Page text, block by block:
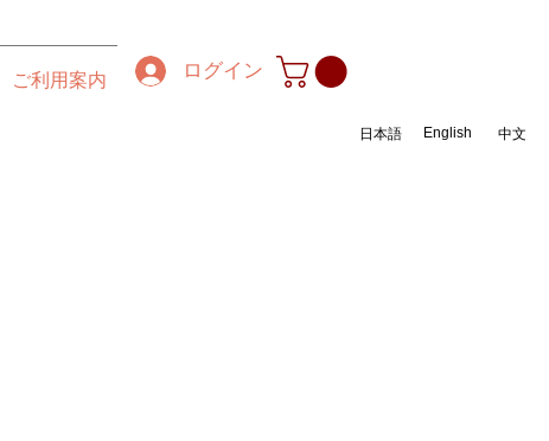
ご利用案内 ログイン
日本語 English 中文